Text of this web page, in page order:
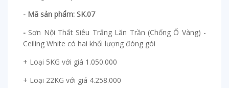
- Mã sản phẩm: SK.07
- Sơn Nội Thất Siêu Trắng Lăn Trần (Chống Ố Vàng) -
Ceiling White có hai khối lượng đóng gói
+ Loại 5KG với giá 1.050.000
+ Loại 22KG với giá 4.258.000